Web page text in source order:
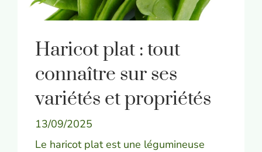
Haricot plat : tout
connaître sur ses
variétés et propriétés
13/09/2025
Le haricot plat est une légumineuse